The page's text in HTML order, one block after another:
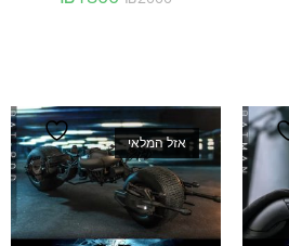
אזל המלאי